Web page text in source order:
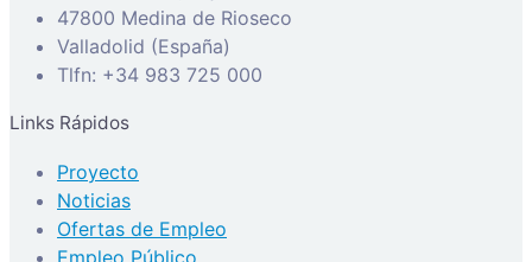
47800 Medina de Rioseco
Valladolid (España)
Tlfn: +34 983 725 000
Links Rápidos
Proyecto
Noticias
Ofertas de Empleo